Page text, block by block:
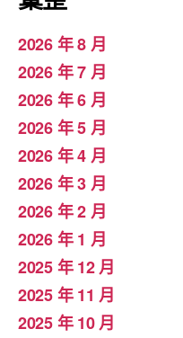
2026 年 8 月
2026 年 7 月
2026 年 6 月
2026 年 5 月
2026 年 4 月
2026 年 3 月
2026 年 2 月
2026 年 1 月
2025 年 12 月
2025 年 11 月
2025 年 10 月